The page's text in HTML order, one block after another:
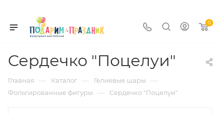
0
Сердечко "Поцелуи"
Главная — Каталог — Гелиевые шары —
Фольгированные фигуры — Сердечко "Поцелуи"